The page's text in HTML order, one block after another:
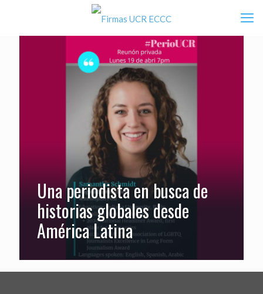
Una periodista en busca de
historias globales desde
América Latina